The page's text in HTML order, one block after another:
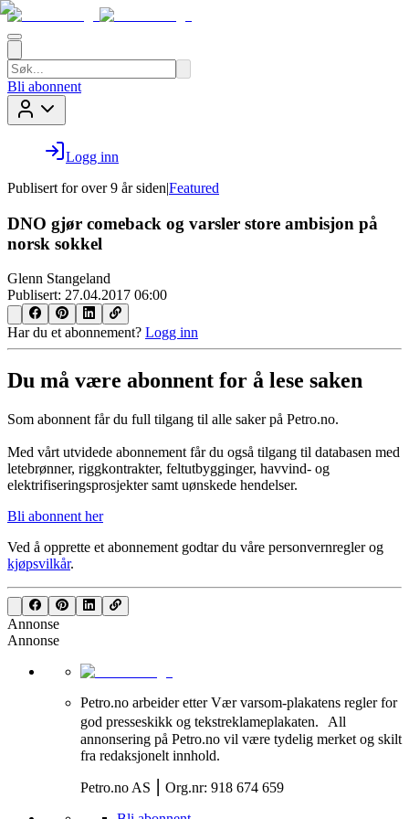
Bli abonnent
Logg inn
Publisert for over 9 år siden|Featured
DNO gjør comeback og varsler store ambisjon på
norsk sokkel
Glenn Stangeland
Publisert: 27.04.2017 06:00
Har du et abonnement? Logg inn
Du må være abonnent for å lese saken
Som abonnent får du full tilgang til alle saker på Petro.no.
Med vårt utvidede abonnement får du også tilgang til databasen med
letebrønner, riggkontrakter, feltutbygginger, havvind- og
elektrifiseringsprosjekter samt uønskede hendelser.
Bli abonnent her
Ved å opprette et abonnement godtar du våre personvernreglerog
kjøpsvilkår.
Annonse
Annonse
Petro.no arbeider etter Vær varsom-plakatens regler for
god presseskikk og tekstreklameplakaten. All
annonsering på Petro.no vil være tydelig merket og skilt
fra redaksjonelt innhold.
Petro.no AS ⎮ Org.nr: 918 674 659